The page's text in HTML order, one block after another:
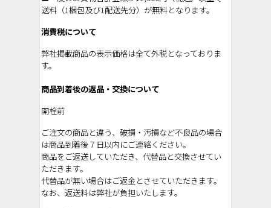
送料（1梱包及び1配送先分）が無料となります。
消費税について
弊社掲載商品の表示価格は全て外税となっておりま
す。
商品到着後の返品・交換について
開栓前
ご注文の商品と違う、破損・汚損など不良品の場合
は商品到着後７日以内にご連絡ください。
商品をご返送していただき、代替品と交換させてい
ただきます。
代替品が無い場合はご返金とさせていただきます。
なお、返送料は弊社が負担いたします。